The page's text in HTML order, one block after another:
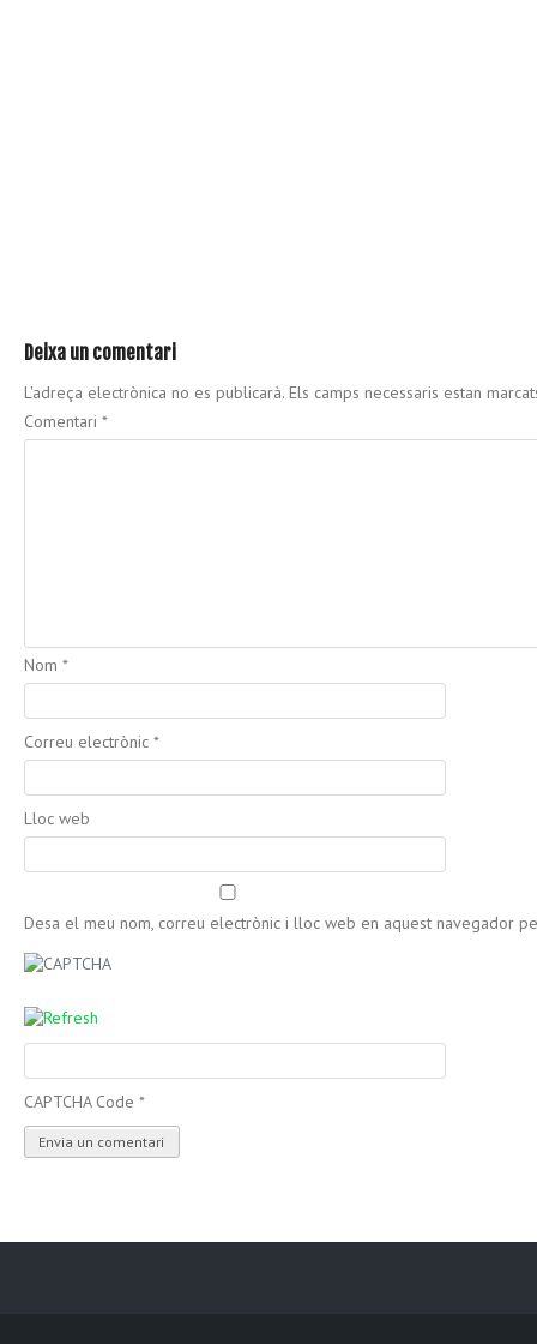
Deixa un comentari
L'adreça electrònica no es publicarà. Els camps necessaris estan
Comentari *
Nom *
Correu electrònic *
Lloc web
Desa el meu nom, correu electrònic i lloc web en aquest navegador
CAPTCHA Code *